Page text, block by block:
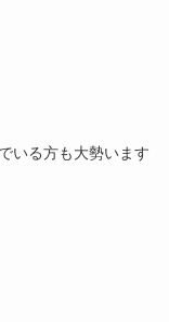
いる方も大勢います